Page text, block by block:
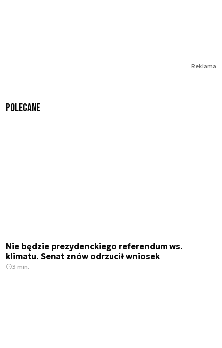
Reklama
Polecane
Nie będzie prezydenckiego referendum ws.
klimatu. Senat znów odrzucił wniosek
3 min.